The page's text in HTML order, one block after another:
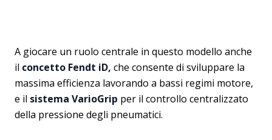
A giocare un ruolo centrale in questo modello anche
il concetto Fendt iD, che consente di sviluppare la
massima efficienza lavorando a bassi regimi motore,
e il sistema VarioGrip per il controllo centralizzato
della pressione degli pneumatici.